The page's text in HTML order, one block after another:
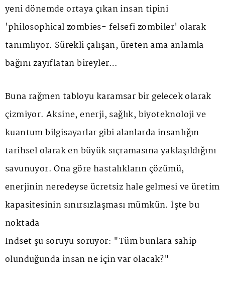
yeni dönemde ortaya çıkan insan tipini
'philosophical zombies- felsefi zombiler' olarak
tanımlıyor. Sürekli çalışan, üreten ama anlamla
bağını zayıflatan bireyler…
Buna rağmen tabloyu karamsar bir gelecek olarak
çizmiyor. Aksine, enerji, sağlık, biyoteknoloji ve
kuantum bilgisayarlar gibi alanlarda insanlığın
tarihsel olarak en büyük sıçramasına yaklaşıldığını
savunuyor. Ona göre hastalıkların çözümü,
enerjinin neredeyse ücretsiz hale gelmesi ve üretim
kapasitesinin sınırsızlaşması mümkün. İşte bu
noktada
Indset şu soruyu soruyor: "Tüm bunlara sahip
olunduğunda insan ne için var olacak?"